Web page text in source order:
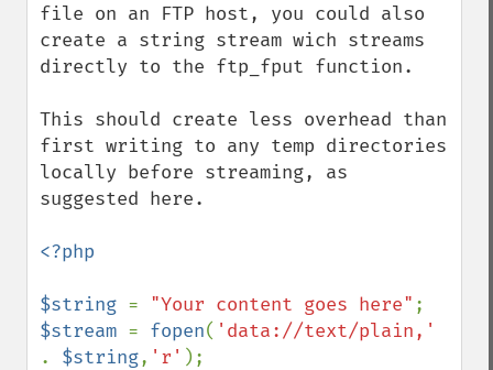
file on an FTP host, you could also
create a string stream wich streams
directly to the ftp_fput function.
This should create less overhead than
first writing to any temp directories
locally before streaming, as
suggested here.
<?php
$string = "Your content goes here"
$stream = fopen(
. $string, 'r' );